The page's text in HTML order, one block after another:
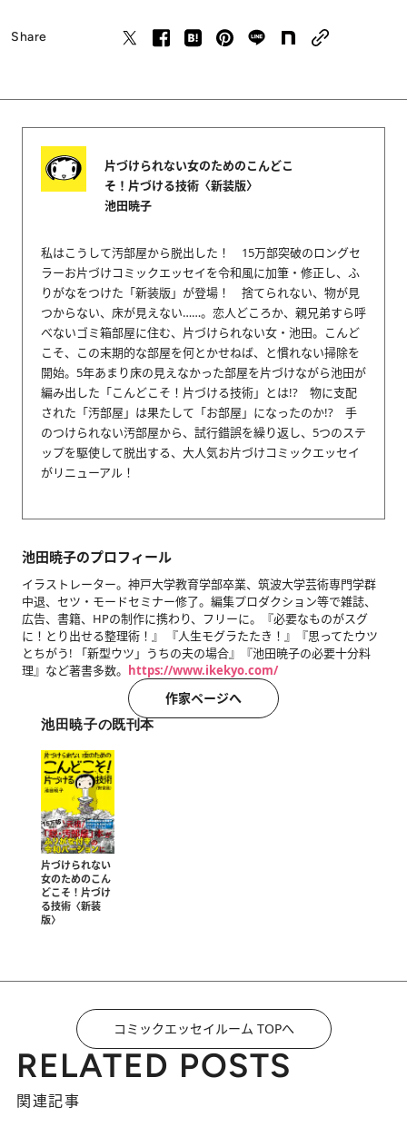
Share
片づけられない女のためのこんどこ
そ！片づける技術〈新装版〉
池田暁子
私はこうして汚部屋から脱出した！ 15万部突破のロングセ
ラーお片づけコミックエッセイを令和風に加筆・修正し、ふ
りがなをつけた「新装版」が登場！ 捨てられない、物が見
つからない、床が見えない……。恋人どころか、親兄弟すら呼
べないゴミ箱部屋に住む、片づけられない女・池田。こんど
こそ、この末期的な部屋を何とかせねば、と慣れない掃除を
開始。5年あまり床の見えなかった部屋を片づけながら池田が
編み出した「こんどこそ！片づける技術」とは!? 物に支配
された「汚部屋」は果たして「お部屋」になったのか!? 手
のつけられない汚部屋から、試行錯誤を繰り返し、5つのステ
ップを駆使して脱出する、大人気お片づけコミックエッセイ
がリニューアル！
池田暁子のプロフィール
イラストレーター。神戸大学教育学部卒業、筑波大学芸術専門学群
中退、セツ・モードセミナー修了。編集プロダクション等で雑誌、
広告、書籍、HPの制作に携わり、フリーに。『必要なものがスグ
に！とり出せる整理術！』 『人生モグラたたき！』『思ってたウツ
とちがう! 「新型ウツ」うちの夫の場合』『池田暁子の必要十分料
理』など著書多数。 https://www.ikekyo.com/
作家ページへ
池田暁子の既刊本
片づけられない
女のためのこん
どこそ！片づけ
る技術〈新装
版〉
コミックエッセイルーム TOPへ
RELATED POSTS
関連記事